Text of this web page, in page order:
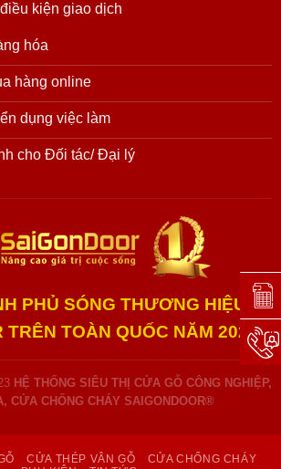
kiện giao dịch
hóa
hàng online
dụng việc làm
cho Đối tác/ Đại lý
PHỦ SÓNG THƯƠNG HIỆU
TRÊN TOÀN QUỐC NĂM 2025
HỆ THỐNG SIÊU THỊ CỬA GỖ CÔNG NGHIỆP,
CỬA CHỐNG CHÁY SAIGONDOOR®
CỬA THÉP VÂN GỖ
CỬA CHỐNG CHÁY
Đặt